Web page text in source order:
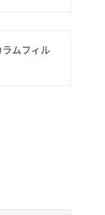
ムフィル